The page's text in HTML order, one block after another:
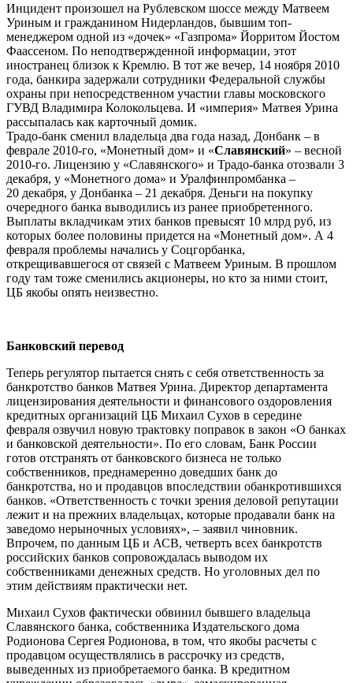
Инцидент произошел на Рублевском шоссе между Матвеем
Уриным и гражданином Нидерландов, бывшим топ-
менеджером одной из «дочек» «Газпрома» Йорритом Йостом
Фаассеном. По неподтвержденной информации, этот
иностранец близок к Кремлю. В тот же вечер, 14 ноября 2010
года, банкира задержали сотрудники Федеральной службы
охраны при непосредственном участии главы московского
ГУВД Владимира Колокольцева. И «империя» Матвея Урина
рассыпалась как карточный домик.
Традо-банк сменил владельца два года назад, Донбанк – в
феврале 2010-го, «Монетный дом» и «Славянский» – весной
2010-го. Лицензию у «Славянского» и Традо-банка отозвали 3
декабря, у «Монетного дома» и Уралфинпромбанка –
20 декабря, у Донбанка – 21 декабря. Деньги на покупку
очередного банка выводились из ранее приобретенного.
Выплаты вкладчикам этих банков превысят 10 млрд руб, из
которых более половины придется на «Монетный дом». А 4
февраля проблемы начались у Соцгорбанка,
открещивавшегося от связей с Матвеем Уриным. В прошлом
году там тоже сменились акционеры, но кто за ними стоит,
ЦБ якобы опять неизвестно.
Банковский перевод
Теперь регулятор пытается снять с себя ответственность за
банкротство банков Матвея Урина. Директор департамента
лицензирования деятельности и финансового оздоровления
кредитных организаций ЦБ Михаил Сухов в середине
февраля озвучил новую трактовку поправок в закон «О банках
и банковской деятельности». По его словам, Банк России
готов отстранять от банковского бизнеса не только
собственников, преднамеренно доведших банк до
банкротства, но и продавцов впоследствии обанкротившихся
банков. «Ответственность с точки зрения деловой репутации
лежит и на прежних владельцах, которые продавали банк на
заведомо нерыночных условиях», – заявил чиновник.
Впрочем, по данным ЦБ и АСВ, четверть всех банкротств
российских банков сопровождалась выводом их
собственниками денежных средств. Но уголовных дел по
этим действиям практически нет.
Михаил Сухов фактически обвинил бывшего владельца
Славянского банка, собственника Издательского дома
Родионова Сергея Родионова, в том, что якобы расчеты с
продавцом осуществлялись в рассрочку из средств,
выведенных из приобретаемого банка. В кредитном